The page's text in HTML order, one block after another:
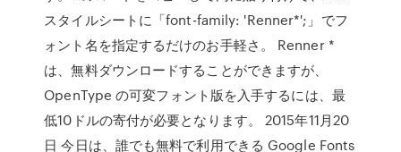
スタイルシートに「font-family: 'Renner*';」でフ
ォント名を指定するだけのお手軽さ。 Renner *
は、無料ダウンロードすることができますが、
OpenType の可変フォント版を入手するには、最
低10ドルの寄付が必要となります。 2015年11月20
日 今日は、誰でも無料で利用できる Google Fonts